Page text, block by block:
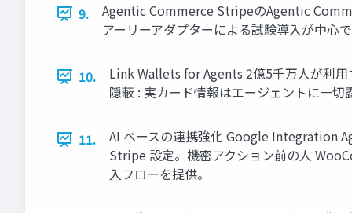
9.
Agentic Commerce StripeのAgentic
アーリーアダプターによる試験導入が中心
10.
Link Wallets for Agents 2億5千万人が利
隠蔽 : 実カード情報はエージェントに一
11.
AI ベースの連携強化 Google Integration
Stripe 設定。機密アクション前の人
入フローを提供。